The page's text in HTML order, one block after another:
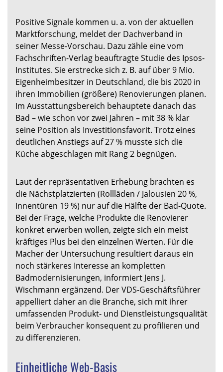
Positive Signale kommen u. a. von der aktuellen
Marktforschung, meldet der Dachverband in
seiner Messe-Vorschau. Dazu zähle eine vom
Fachschriften-Verlag beauftragte Studie des Ipsos-
Institutes. Sie erstrecke sich z. B. auf über 9 Mio.
Eigenheimbesitzer in Deutschland, die bis 2020 in
ihren Immobilien (größere) Renovierungen planen.
Im Ausstattungsbereich behauptete danach das
Bad – wie schon vor zwei Jahren – mit 38 % klar
seine Position als Investitionsfavorit. Trotz eines
deutlichen Anstiegs auf 27 % musste sich die
Küche abgeschlagen mit Rang 2 begnügen.
Laut der repräsentativen Erhebung brachten es
die Nächstplatzierten (Rollläden / Jalousien 20 %,
Innentüren 19 %) nur auf die Hälfte der Bad-Quote.
Bei der Frage, welche Produkte die Renovierer
konkret erwerben wollen, zeigte sich ein meist
kräftiges Plus bei den einzelnen Werten. Für die
Macher der Untersuchung resultiert daraus ein
noch stärkeres Interesse an kompletten
Badmodernisierungen, informiert Jens J.
Wischmann ergänzend. Der VDS-Geschäftsführer
appelliert daher an die Branche, sich mit ihrer
umfassenden Produkt- und Dienstleistungsqualität
beim Verbraucher konsequent zu profilieren und
zu differenzieren.
Einheitliche Web-Basis